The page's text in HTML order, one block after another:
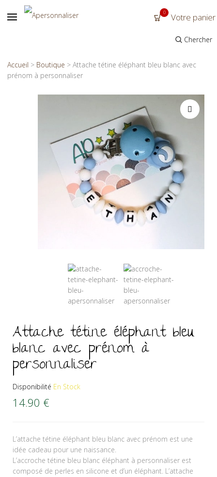
0 Votre panier
Chercher
Accueil > Boutique > Attache tétine éléphant bleu blanc avec
prénom à personnaliser
Attache tétine éléphant bleu
blanc avec prénom à
personnaliser
Disponibilité En Stock
14.90 €
L’attache tétine éléphant bleu blanc avec prénom est une
idée cadeau pour une naissance.
L’accroche tétine bleu blanc éléphant à personnaliser est
composé de perles en silicone et d’un éléphant. L’attache